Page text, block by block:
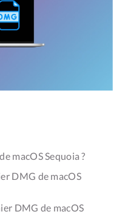
macOS Sequoia ?
DMG de macOS
DMG de macOS